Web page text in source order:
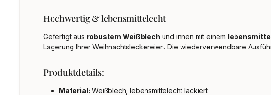
Hochwertig & lebensmittelecht
Gefertigt aus robustem Weißblech und innen mit einem
Lagerung Ihrer Weihnachtsleckereien. Die wiederverwendbare
Produktdetails:
Material: Weißblech, lebensmittelecht lackiert